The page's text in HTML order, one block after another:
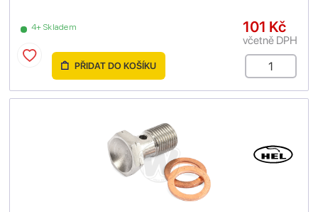
4+ Skladem 101 Kč
včetně DPH
PŘIDAT DO KOŠÍKU